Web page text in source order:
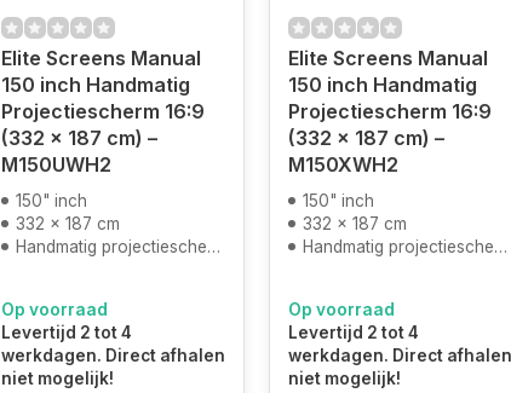
Elite Screens Manual
150 inch Handmatig
Projectiescherm 16:9
(332 x 187 cm) –
M150UWH2
150" inch
332 x 187 cm
Handmatig projectiescherm
Op voorraad
Levertijd 2 tot 4
werkdagen. Direct afhalen
niet mogelijk!
Elite Screens Manual
150 inch Handmatig
Projectiescherm 16:9
(332 x 187 cm) –
M150XWH2
150" inch
332 x 187 cm
Handmatig projectiescherm
Op voorraad
Levertijd 2 tot 4
werkdagen. Direct afhalen
niet mogelijk!